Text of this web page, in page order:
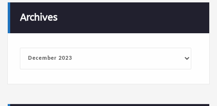
Archives